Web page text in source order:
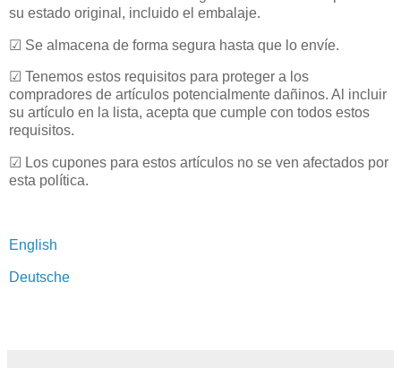
su estado original, incluido el embalaje.
☑ Se almacena de forma segura hasta que lo envíe.
☑ Tenemos estos requisitos para proteger a los
compradores de artículos potencialmente dañinos. Al incluir
su artículo en la lista, acepta que cumple con todos estos
requisitos.
☑ Los cupones para estos artículos no se ven afectados por
esta política.
English
Deutsche